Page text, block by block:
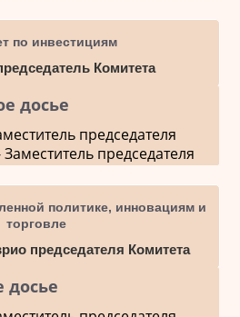
по инвестициям
Комитета
досье
председателя
Заместитель председателя
политике, инновациям и
торговле
председателя Комитета